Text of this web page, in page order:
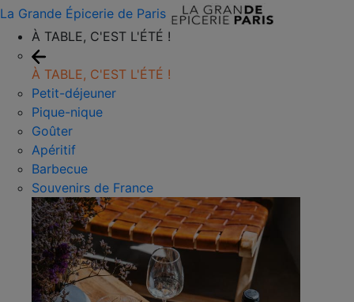
La Grande Épicerie de Paris
À TABLE, C'EST L'ÉTÉ !
À TABLE, C'EST L'ÉTÉ !
Petit-déjeuner
Pique-nique
Goûter
Apéritif
Barbecue
Souvenirs de France